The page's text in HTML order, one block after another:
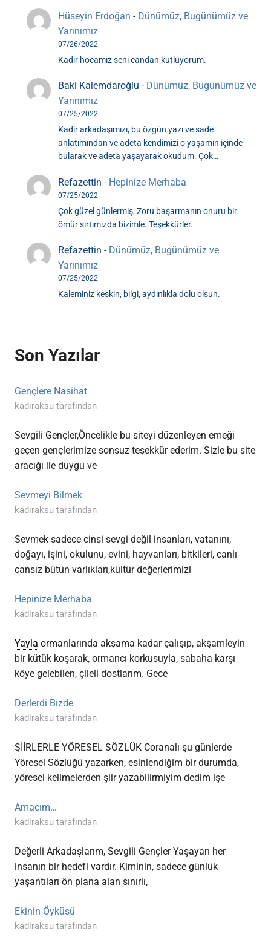
Hüseyin Erdoğan - Dünümüz, Bugünümüz ve
Yarınımız
07/26/2022
Kadir hocamız seni candan kutluyorum.
Baki Kalemdaroğlu - Dünümüz, Bugünümüz ve
Yarınımız
07/25/2022
Kadir arkadaşımızı, bu özgün yazı ve sade
anlatımından ve adeta kendimizi o yaşamın içinde
bularak ve adeta yaşayarak okudum. Çok…
Refazettin - Hepinize Merhaba
07/25/2022
Çok güzel günlermiş, Zoru başarmanın onuru bir
ömür sırtımızda bizimle. Teşekkürler.
Refazettin - Dünümüz, Bugünümüz ve
Yarınımız
07/25/2022
Kaleminiz keskin, bilgi, aydınlıkla dolu olsun.
Son Yazılar
Gençlere Nasihat
kadiraksu tarafından
Sevgili Gençler,Öncelikle bu siteyi düzenleyen emeği
geçen gençlerimize sonsuz teşekkür ederim. Sizle bu site
aracığı ile duygu ve
Sevmeyi Bilmek
kadiraksu tarafından
Sevmek sadece cinsi sevgi değil insanları, vatanını,
doğayı, işini, okulunu, evini, hayvanları, bitkileri, canlı
cansız bütün varlıkları,kültür değerlerimizi
Hepinize Merhaba
kadiraksu tarafından
Yayla ormanlarında akşama kadar çalışıp, akşamleyin
bir kütük koşarak, ormancı korkusuyla, sabaha karşı
köye gelebilen, çileli dostlarım. Gece
Derlerdi Bizde
kadiraksu tarafından
ŞİİRLERLE YÖRESEL SÖZLÜK Coranalı şu günlerde
Yöresel Sözlüğü yazarken, esinlendiğim bir durumda,
yöresel kelimelerden şiir yazabilirmiyim dedim işe
Amacım…
kadiraksu tarafından
Değerli Arkadaşlarım, Sevgili Gençler Yaşayan her
insanın bir hedefi vardır. Kiminin, sadece günlük
yaşantıları ön plana alan sınırlı,
Ekinin Öyküsü
kadiraksu tarafından